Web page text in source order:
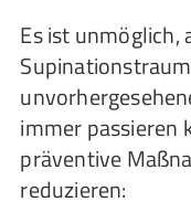
Es ist
immer passieren
präventive
reduzieren: